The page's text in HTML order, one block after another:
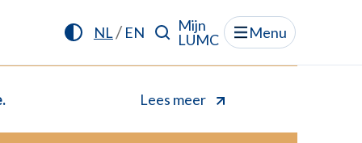
NL/ EN
Mijn
LUMC
Menu
Lees meer